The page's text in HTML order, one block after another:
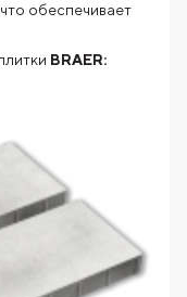
обеспечивает
BRAER: